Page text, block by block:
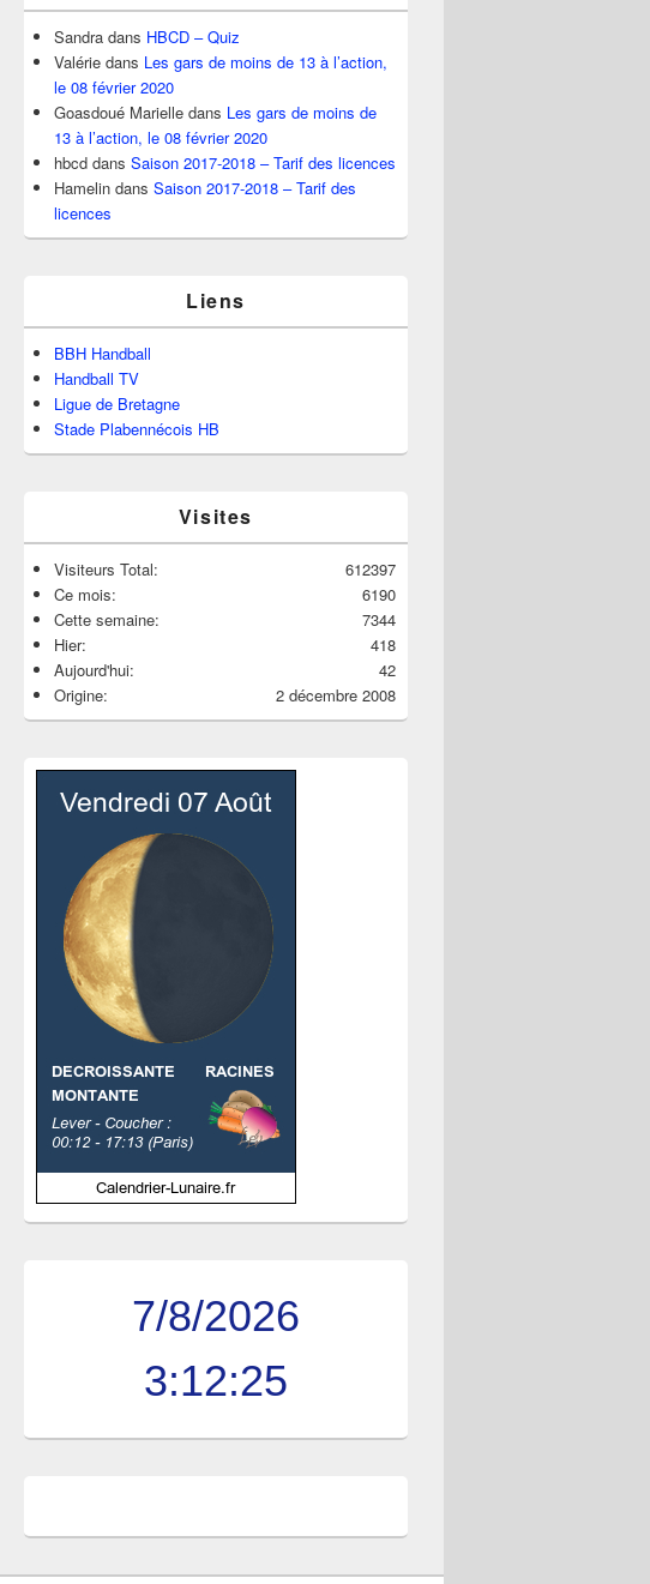
Sandra dans HBCD – Quiz
Valérie dans Les gars de moins de 13 à l’action,
le 08 février 2020
Goasdoué Marielle dans Les gars de moins de
13 à l’action, le 08 février 2020
hbcd dans Saison 2017-2018 – Tarif des licences
Hamelin dans Saison 2017-2018 – Tarif des
licences
Liens
BBH Handball
Handball TV
Ligue de Bretagne
Stade Plabennécois HB
Visites
612397
Visiteurs Total:
6190
Ce mois:
7344
Cette semaine:
418
Hier:
42
Aujourd'hui:
2 décembre 2008
Origine:
7/8/2026
3:12:25